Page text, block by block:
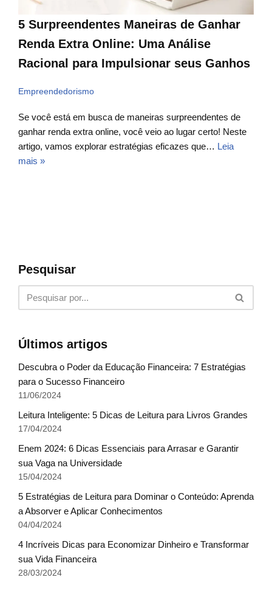
5 Surpreendentes Maneiras de Ganhar
Renda Extra Online: Uma Análise
Racional para Impulsionar seus Ganhos
Empreendedorismo
Se você está em busca de maneiras surpreendentes de
ganhar renda extra online, você veio ao lugar certo! Neste
artigo, vamos explorar estratégias eficazes que… Leia
mais »
Pesquisar
Últimos artigos
Descubra o Poder da Educação Financeira: 7 Estratégias
para o Sucesso Financeiro
11/06/2024
Leitura Inteligente: 5 Dicas de Leitura para Livros Grandes
17/04/2024
Enem 2024: 6 Dicas Essenciais para Arrasar e Garantir
sua Vaga na Universidade
15/04/2024
5 Estratégias de Leitura para Dominar o Conteúdo: Aprenda
a Absorver e Aplicar Conhecimentos
04/04/2024
4 Incríveis Dicas para Economizar Dinheiro e Transformar
sua Vida Financeira
28/03/2024